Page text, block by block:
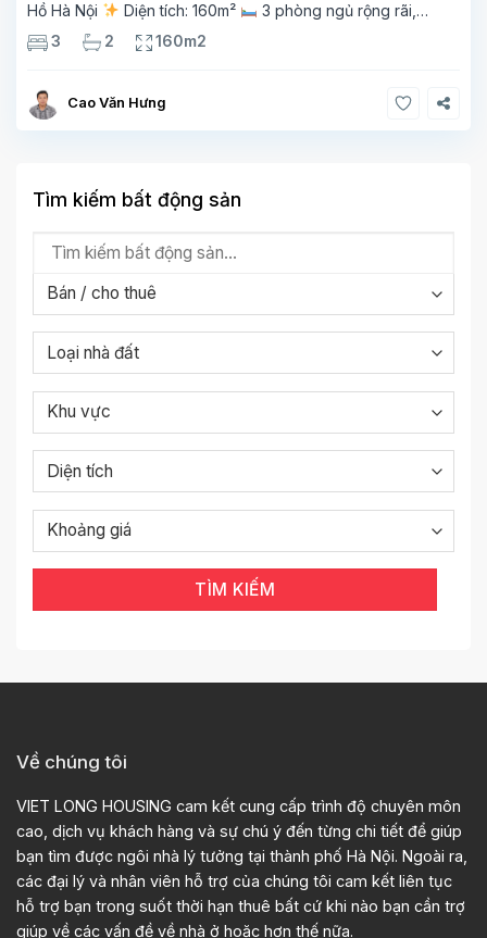
Hồ Hà Nội
Diện tích: 160m²
3 phòng ngủ rộng rãi,
thoáng sáng
2 phòng tắm tiện nghi
khách hiện đại, ban công thoáng mát
3 2 160m2
Cao Văn Hưng
Tìm kiếm bất động sản
TÌM KIẾM
Về chúng tôi
VIET LONG HOUSING cam kết cung cấp trình độ chuyên môn
cao, dịch vụ khách hàng và sự chú ý đến từng chi tiết để giúp
bạn tìm được ngôi nhà lý tưởng tại thành phố Hà Nội. Ngoài ra,
các đại lý và nhân viên hỗ trợ của chúng tôi cam kết liên tục
hỗ trợ bạn trong suốt thời hạn thuê bất cứ khi nào bạn cần trợ
giúp về các vấn đề về nhà ở hoặc hơn thế nữa.